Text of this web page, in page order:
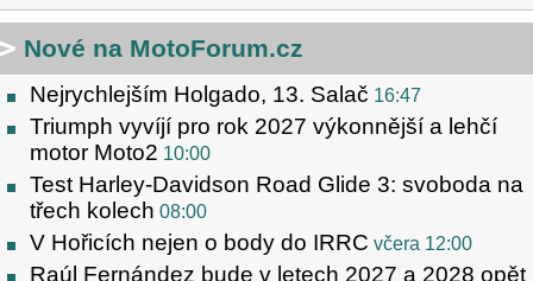
Nové na MotoForum.cz
Nejrychlejším Holgado, 13. Salač 16:47
Triumph vyvíjí pro rok 2027 výkonnější a lehčí
motor Moto2 10:00
Test Harley-Davidson Road Glide 3: svoboda na
třech kolech 08:00
V Hořicích nejen o body do IRRC včera 12:00
Raúl Fernández bude v letech 2027 a 2028 opět